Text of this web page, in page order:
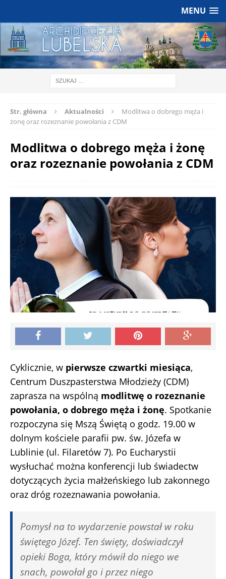
MENU
Str. główna Aktualności
Modlitwa o dobrego męża i
żonę oraz rozeznanie powołania z CDM
Modlitwa o dobrego męża i żonę
oraz rozeznanie powołania z CDM
Cyklicznie, w pierwsze czwartki miesiąca,
Centrum Duszpasterstwa Młodzieży (CDM)
zaprasza na wspólną modlitwę o rozeznanie
powołania, o dobrego męża i żonę. Spotkanie
rozpoczyna się Mszą Świętą o godz. 19.00 w
dolnym kościele parafii pw. św. Józefa w
Lublinie (ul. Filaretów 7). Po Eucharystii
wysłuchać można konferencji lub świadectw
dotyczących życia małżeńskiego lub zakonnego
oraz dróg rozeznawania powołania.
Pomysł na to wydarzenie powstał w roku
świętego Józef. Ten święty, doświadczył
opieki Boga, który mówił do niego we
snach, powołał go i przez niego